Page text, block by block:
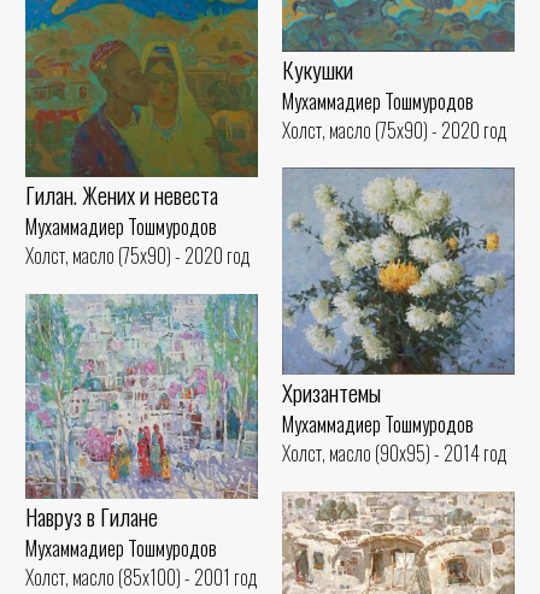
Кукушки
Мухаммадиер Тошмуродов
Холст, масло (75x90) - 2020 год
Гилан. Жених и невеста
Мухаммадиер Тошмуродов
Холст, масло (75x90) - 2020 год
Хризантемы
Мухаммадиер Тошмуродов
Холст, масло (90x95) - 2014 год
Навруз в Гилане
Мухаммадиер Тошмуродов
Холст, масло (85x100) - 2001 год